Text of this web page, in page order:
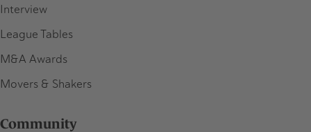
Interview
League Tables
M&A Awards
Movers & Shakers
Community